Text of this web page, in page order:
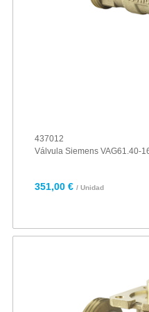
437012
Válvula Siemens VAG61.40-
351,00 € / Unidad